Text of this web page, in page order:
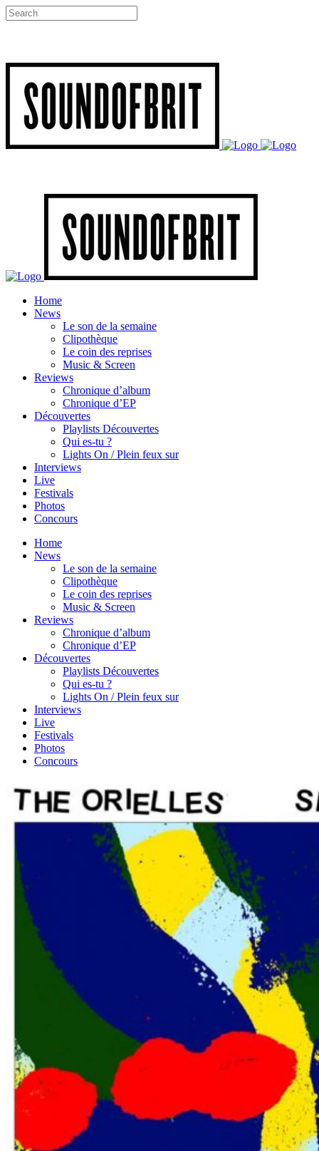
Home
News
Le son de la semaine
Clipothèque
Le coin des reprises
Music & Screen
Reviews
Chronique d’album
Chronique d’EP
Découvertes
Playlists Découvertes
Qui es-tu ?
Lights On / Plein feux sur
Interviews
Live
Festivals
Photos
Concours
Home
News
Le son de la semaine
Clipothèque
Le coin des reprises
Music & Screen
Reviews
Chronique d’album
Chronique d’EP
Découvertes
Playlists Découvertes
Qui es-tu ?
Lights On / Plein feux sur
Interviews
Live
Festivals
Photos
Concours